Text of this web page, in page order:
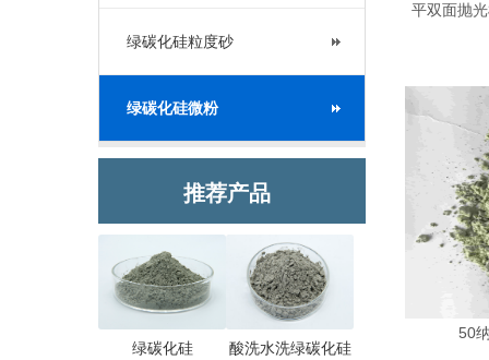
绿碳化硅粒度砂
绿碳化硅微粉
推荐产品
绿碳化硅 酸洗水洗绿碳化硅
平双面抛
50